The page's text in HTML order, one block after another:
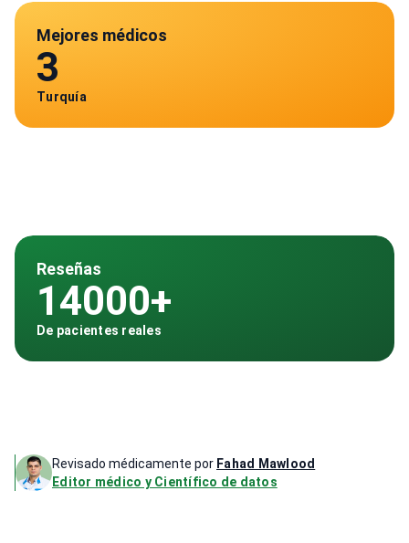
Revisado médicamente por Fahad Mawlood
Editor médico y Científico de datos
Mejores médicos
3
Turquía
Reseñas
14000+
De pacientes reales